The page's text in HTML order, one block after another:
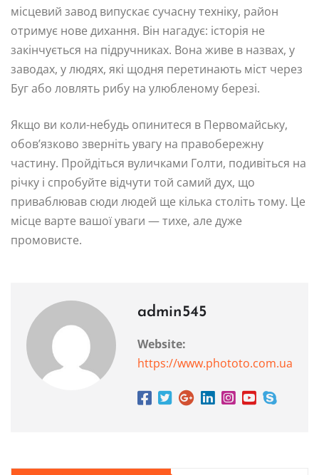
місцевий завод випускає сучасну техніку, район
отримує нове дихання. Він нагадує: історія не
закінчується на підручниках. Вона живе в назвах, у
заводах, у людях, які щодня перетинають міст через
Буг або ловлять рибу на улюбленому березі.
Якщо ви коли-небудь опинитеся в Первомайську,
обов’язково зверніть увагу на правобережну
частину. Пройдіться вуличками Голти, подивіться на
річку і спробуйте відчути той самий дух, що
приваблював сюди людей ще кілька століть тому. Це
місце варте вашої уваги — тихе, але дуже
промовисте.
admin545
Website:
https://www.phototo.com.ua